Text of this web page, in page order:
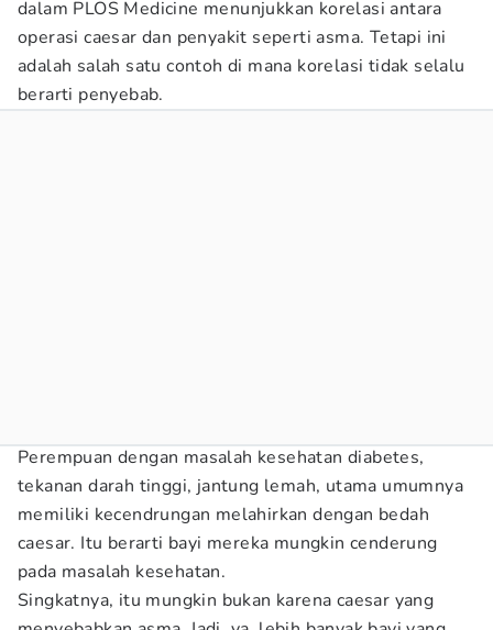
dalam PLOS Medicine menunjukkan korelasi antara
operasi caesar dan penyakit seperti asma. Tetapi ini
adalah salah satu contoh di mana korelasi tidak selalu
berarti penyebab.
Perempuan dengan masalah kesehatan diabetes,
tekanan darah tinggi, jantung lemah, utama umumnya
memiliki kecendrungan melahirkan dengan bedah
caesar. Itu berarti bayi mereka mungkin cenderung
pada masalah kesehatan.
Singkatnya, itu mungkin bukan karena caesar yang